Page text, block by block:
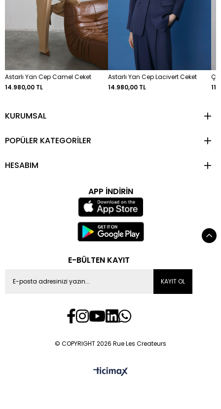
Astarlı Yan Cep Camel Ceket
14.980,00 TL
Astarlı Yan Cep Lacivert Ceket
14.980,00 TL
KURUMSAL
POPÜLER KATEGORİLER
HESABIM
APP İNDİRİN
E-BÜLTEN KAYIT
KAYIT OL
© COPYRIGHT 2026 Rue Les Createurs